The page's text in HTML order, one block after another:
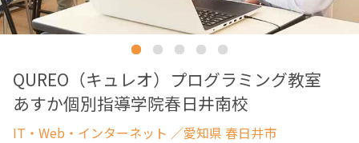
QUREO（キュレオ）プログラミング教室
あすか個別指導学院春日井南校
IT・Web・インターネット ／愛知県 春日井市